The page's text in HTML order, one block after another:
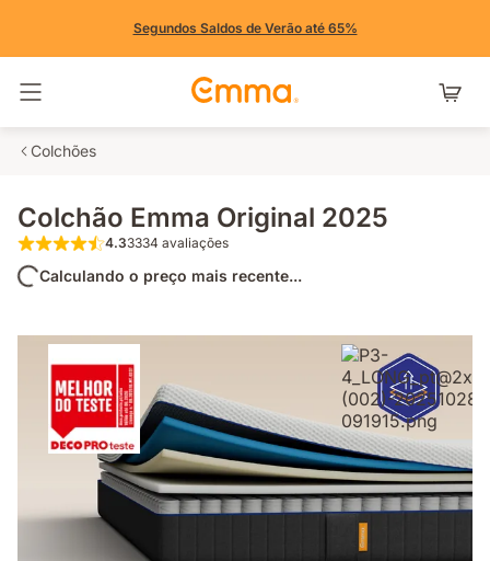
Segundos Saldos de Verão até 65%
Colchões
Colchão Emma Original 2025
4.3 de 5 estrelas 3334 avaliações
4.33334 avaliações
Calculando o preço mais recente...